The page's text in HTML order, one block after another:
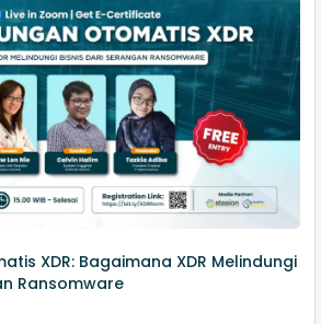
XDR: Bagaimana XDR Melindungi
Ransomware